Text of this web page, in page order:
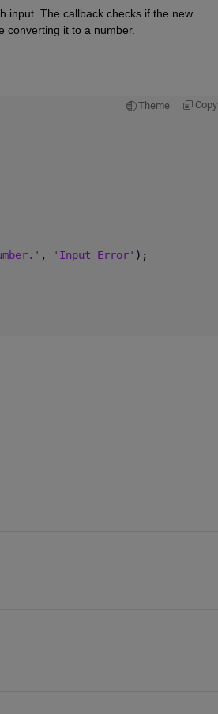
input. The callback checks if the new
converting it to a number.
Theme Copy
, 'Input Error' );